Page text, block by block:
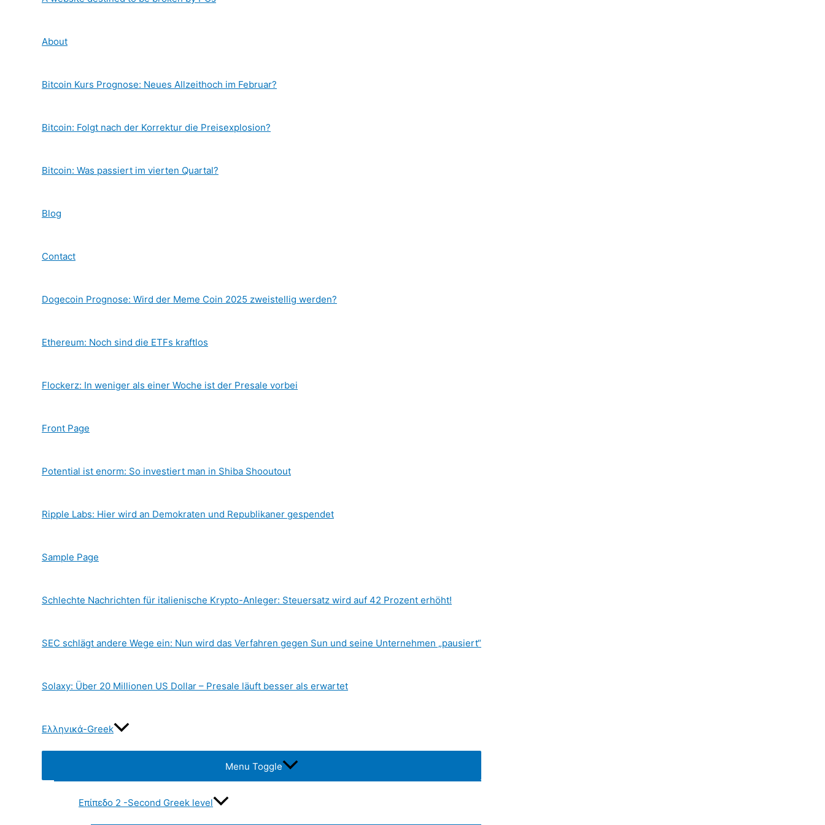
About
Bitcoin Kurs Prognose: Neues Allzeithoch im Februar?
Bitcoin: Folgt nach der Korrektur die Preisexplosion?
Bitcoin: Was passiert im vierten Quartal?
Blog
Contact
Dogecoin Prognose: Wird der Meme Coin 2025 zweistellig werden?
Ethereum: Noch sind die ETFs kraftlos
Flockerz: In weniger als einer Woche ist der Presale vorbei
Front Page
Potential ist enorm: So investiert man in Shiba Shooutout
Ripple Labs: Hier wird an Demokraten und Republikaner gespendet
Sample Page
Schlechte Nachrichten für italienische Krypto-Anleger: Steuersatz wird auf 42 Prozent erhöht!
SEC schlägt andere Wege ein: Nun wird das Verfahren gegen Sun und seine Unternehmen „pausiert“
Solaxy: Über 20 Millionen US Dollar – Presale läuft besser als erwartet
Ελληνικά-Greek
Menu Toggle
Επίπεδο 2 -Second Greek level